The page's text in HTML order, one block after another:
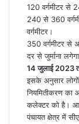
120 वर्गमीटर से
240 से 360
वर्गमीटर।
350 वर्गमीटर से
दर से जुर्माना
14 जुलाई 2023
इसके अनुसार
नियमितीकरण का
कलेक्टर को है।
पंचायत क्षेत्र में